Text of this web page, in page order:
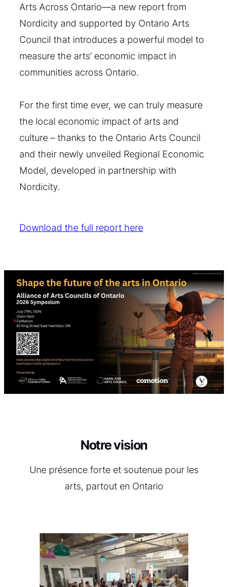
Arts Across Ontario—a new report from
Nordicity and supported by Ontario Arts
Council that introduces a powerful model to
measure the arts’ economic impact in
communities across Ontario.
For the first time ever, we can truly measure
the local economic impact of arts and
culture – thanks to the Ontario Arts Council
and their newly unveiled Regional Economic
Model, developed in partnership with
Nordicity.
Download the full report here
Notre vision
Une présence forte et soutenue pour les
arts, partout en Ontario